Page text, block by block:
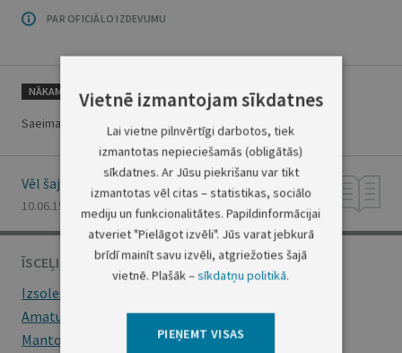
PAR OFICIĀLO IZDEVUMU
NĀKAMAIS
Saeimas priekšsēdētāja paziņojums
Vēl šajā numurā
10.06.1997., Nr. 139/140
ĪSCEĻI
Izsoles
Amatu konkursi
Mantojumu ziņas
Vietnē izmantojam sīkdatnes
Lai vietne pilnvērtīgi darbotos, tiek
izmantotas nepieciešamās (obligātās)
sīkdatnes. Ar Jūsu piekrišanu var tikt
izmantotas vēl citas – statistikas, sociālo
mediju un funkcionalitātes. Papildinformācijai
atveriet "Pielāgot izvēli". Jūs varat jebkurā
brīdī mainīt savu izvēli, atgriežoties šajā
vietnē. Plašāk –sīkdatņu politikā.
PIEŅEMT VISAS